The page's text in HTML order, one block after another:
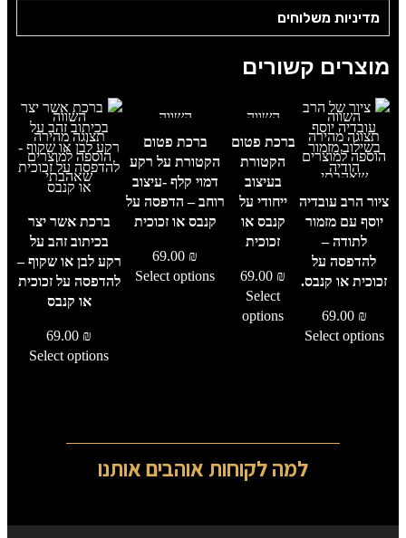
מדיניות משלוחים
מוצרים קשורים
השווה
תצוגה מהירה
הוספה למוצרים
שאהבתי
ציור הרב עובדיה
יוסף עם מזמור
לתודה –
להדפסה על
זכוכית או קנבס.
69.00 ₪
Select options
השווה
תצוגה
מהירה
הוספה
למוצרים
שאהבתי
ברכת פטום
הקטורת
בעיצוב
ייחודי על
קנבס או
זכוכית
69.00 ₪
Select
options
השווה
תצוגה מהירה
הוספה למוצרים
שאהבתי
ברכת פטום
הקטורת על רקע
דמוי קלף -עיצוב
רוחב – הדפסה על
קנבס או זכוכית
69.00 ₪
Select options
השווה
תצוגה מהירה
הוספה למוצרים
שאהבתי
ברכת אשר יצר
בכיתוב זהב על
רקע לבן או שקוף –
להדפסה על זכוכית
או קנבס
69.00 ₪
Select options
למה לקוחות אוהבים אותנו